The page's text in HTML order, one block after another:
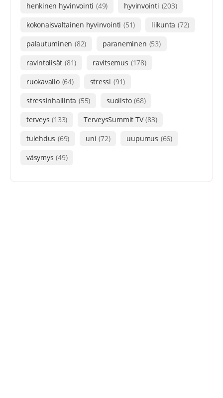
henkinen hyvinvointi (49) hyvinvointi (203)
kokonaisvaltainen hyvinvointi (51) liikunta (72)
palautuminen (82) paraneminen (53)
ravintolisät (81) ravitsemus (178)
ruokavalio (64) stressi (91)
stressinhallinta (55) suolisto (68)
terveys (133) TerveysSummit TV (83)
tulehdus (69) uni (72) uupumus (66)
väsymys (49)